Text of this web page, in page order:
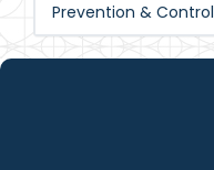
Prevention & Control